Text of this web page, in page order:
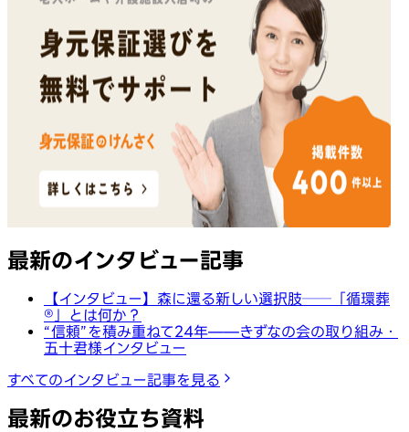
最新のインタビュー記事
【インタビュー】森に還る新しい選択肢──「循環葬
®︎」とは何か？
“信頼”を積み重ねて24年——きずなの会の取り組み・
五十君様インタビュー
すべてのインタビュー記事を見る
最新のお役立ち資料